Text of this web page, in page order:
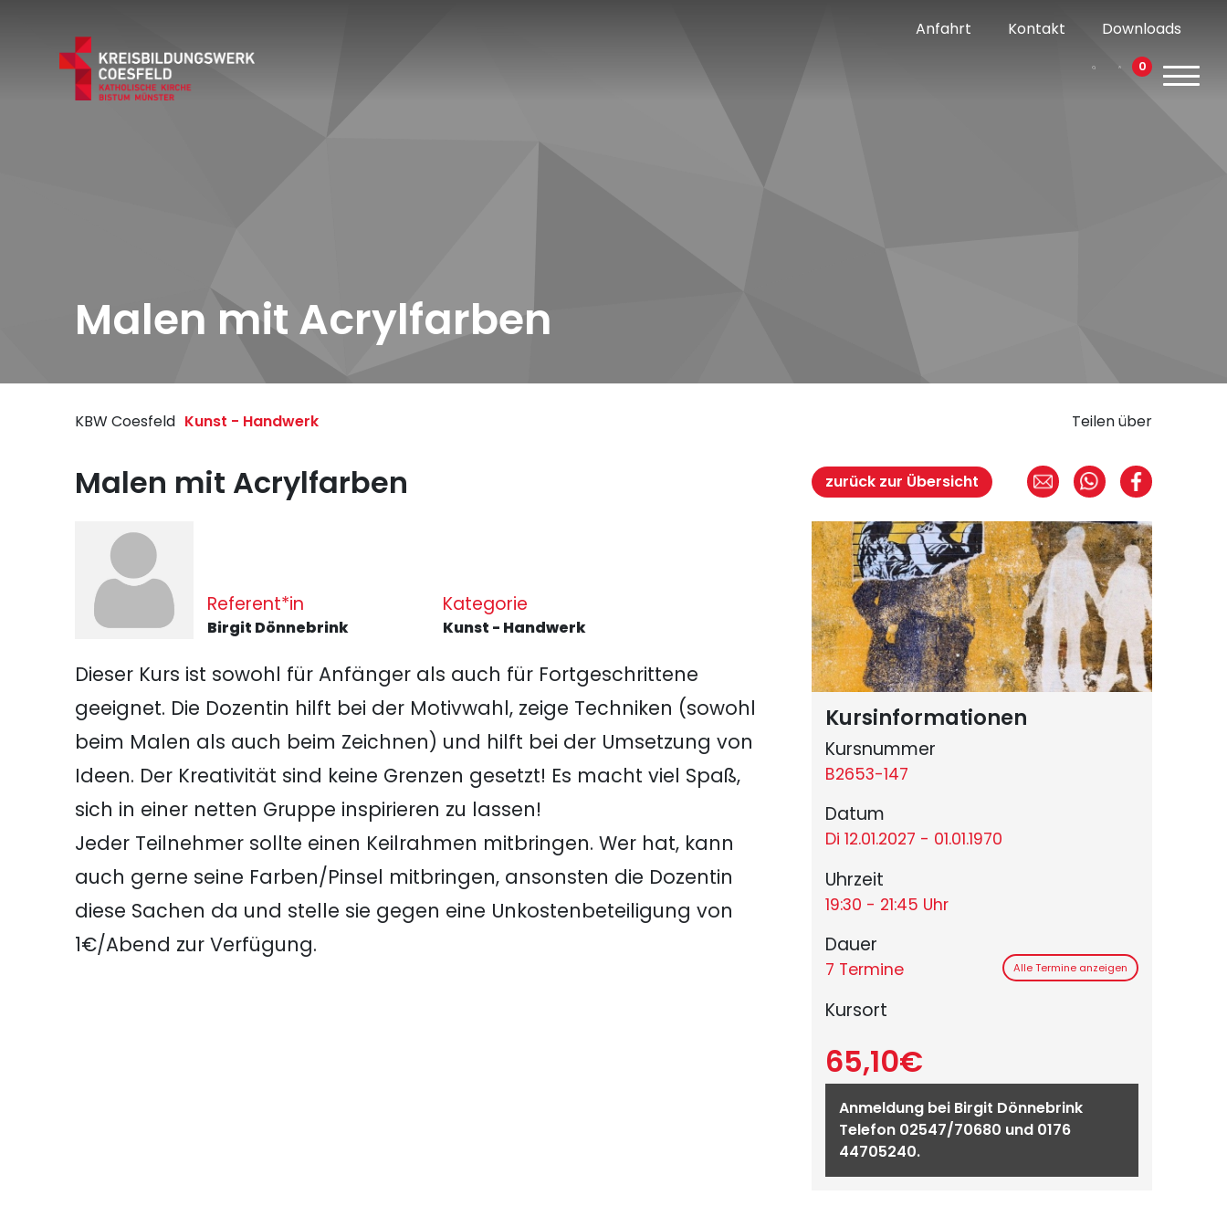
Anfahrt Kontakt Downloads
0
Malen mit Acrylfarben
KBW Coesfeld Kunst - Handwerk
Malen mit Acrylfarben
Teilen über
zurück zur Übersicht
Referent*in
Birgit Dönnebrink
Kategorie
Kunst - Handwerk
Dieser Kurs ist sowohl für Anfänger als auch für Fortgeschrittene
geeignet. Die Dozentin hilft bei der Motivwahl, zeige Techniken (sowohl
beim Malen als auch beim Zeichnen) und hilft bei der Umsetzung von
Ideen. Der Kreativität sind keine Grenzen gesetzt! Es macht viel Spaß,
sich in einer netten Gruppe inspirieren zu lassen!
Jeder Teilnehmer sollte einen Keilrahmen mitbringen. Wer hat, kann
auch gerne seine Farben/Pinsel mitbringen, ansonsten die Dozentin
diese Sachen da und stelle sie gegen eine Unkostenbeteiligung von
1€/Abend zur Verfügung.
Kursinformationen
Kursnummer
B2653-147
Datum
Di 12.01.2027 - 01.01.1970
Uhrzeit
19:30 - 21:45 Uhr
Dauer
7 Termine Alle Termine anzeigen
Kursort
65,10€
Anmeldung bei Birgit Dönnebrink
Telefon 02547/70680 und 0176
44705240.